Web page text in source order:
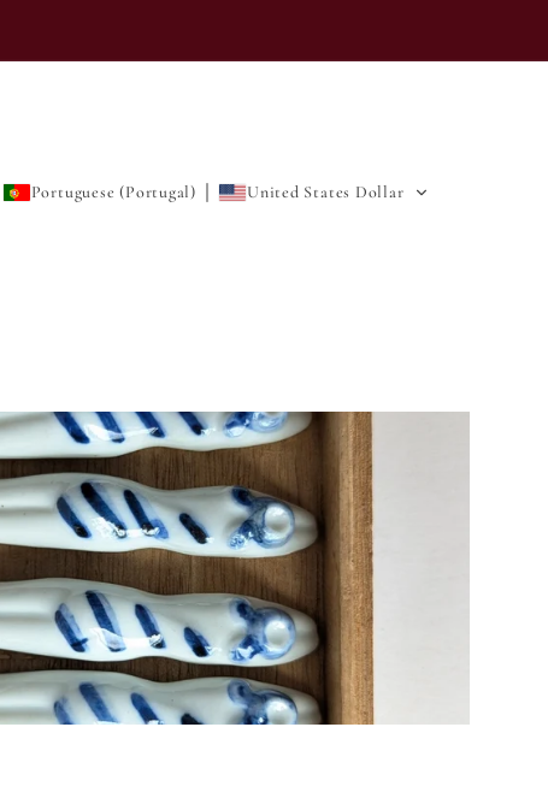
Portuguese (Portugal) United States Dollar